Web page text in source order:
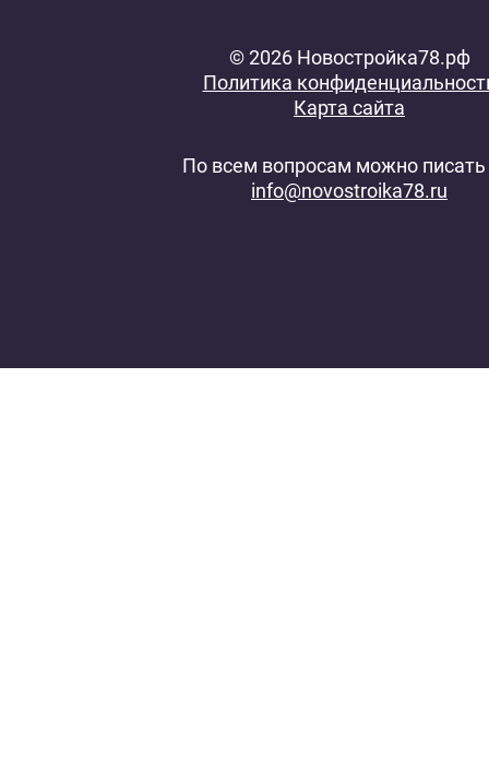
© 2026 Новостройка78.рф
Политика
Карта сайта
По всем вопросам можно писать
info@novostroika78.ru